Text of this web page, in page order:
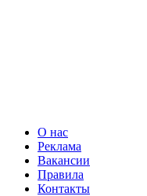
О нас
Реклама
Вакансии
Правила
Контакты